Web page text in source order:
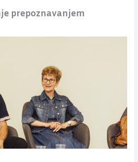
prepoznavanjem